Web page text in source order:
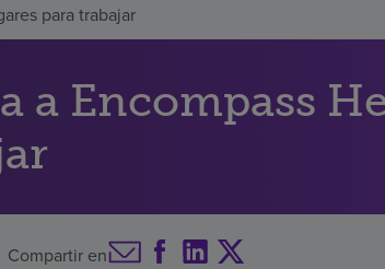
l
c
c
i
para trabajar
Encompass
Compartir en